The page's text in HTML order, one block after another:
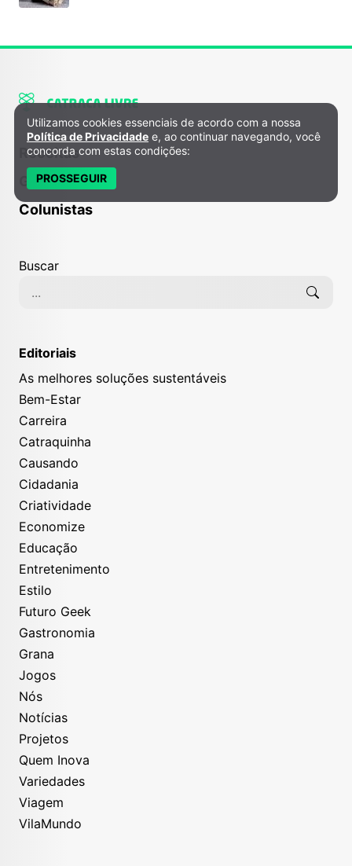
Receitas
Gira
Colunistas
Buscar
Editoriais
As melhores soluções sustentáveis
Bem-Estar
Carreira
Catraquinha
Causando
Cidadania
Criatividade
Economize
Educação
Entretenimento
Estilo
Futuro Geek
Gastronomia
Grana
Jogos
Nós
Notícias
Projetos
Quem Inova
Variedades
Viagem
VilaMundo
Política de Privacidade e Cookies
Utilizamos cookies essenciais de acordo com a nossa
Política de Privacidade e, ao continuar navegando, você
concorda com estas condições:
PROSSEGUIR